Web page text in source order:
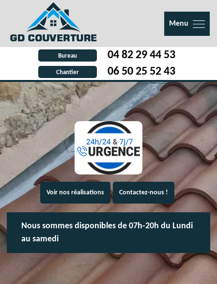
Menu
Bureau 04 82 29 44 53
Chantier 06 50 25 52 43
Voir nos réalisations Contactez-nous !
Nous sommes disponibles de 07h-20h du Lundi
au samedi